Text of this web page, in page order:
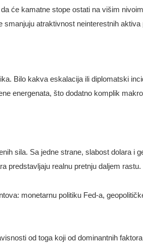
će kamatne stope ostati na višim
smanjuju atraktivnost neinterestnih aktiva
Bilo kakva eskalacija ili diplomatski
energenata, što dodatno komplik
sila. Sa jedne strane, slabost dolara i
predstavljaju realnu pretnju daljem rastu.
monetarnu politiku Fed-a,
od toga koji od dominantnih